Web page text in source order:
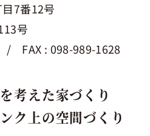
7番12号
号
/ FAX : 098-989-1628
考えた家づくり
ク上の空間づくり